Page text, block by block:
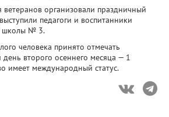
ветеранов организовали праздничный
педагоги и воспитанники
школы № 3.
человека принято отмечать
день второго осеннего месяца — 1
имеет международный статус.